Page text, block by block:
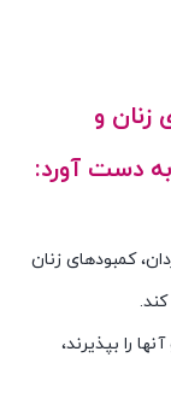
و
دست آورد:
کمبودهای زنان
را بپذیرند،